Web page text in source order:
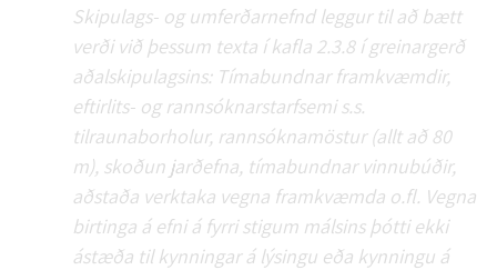
Skipulags- og umferðarnefnd leggur til að bætt
verði við þessum texta í kafla 2.3.8 í greinargerð
aðalskipulagsins: Tímabundnar framkvæmdir,
eftirlits- og rannsóknarstarfsemi s.s.
tilraunaborholur, rannsóknamöstur (allt að 80
m), skoðun jarðefna, tímabundnar vinnubúðir,
aðstaða verktaka vegna framkvæmda o.fl. Vegna
birtinga á efni á fyrri stigum málsins þótti ekki
ástæða til kynningar á lýsingu eða kynningu á